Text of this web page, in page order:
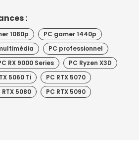
:
1080p
PC gamer 1440p
PC professionnel
RX 9000 Series
PC Ryzen X3D
5060 Ti
PC RTX 5070
RTX 5080 PC RTX 5090